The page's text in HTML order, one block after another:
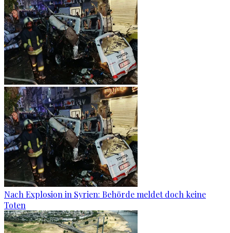
Nach Explosion in Syrien: Behörde meldet doch keine
Toten